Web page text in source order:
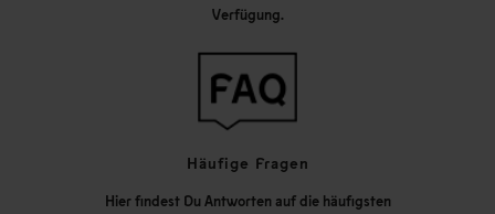
Verfügung.
Häufige Fragen
Hier findest Du Antworten auf die häufigsten